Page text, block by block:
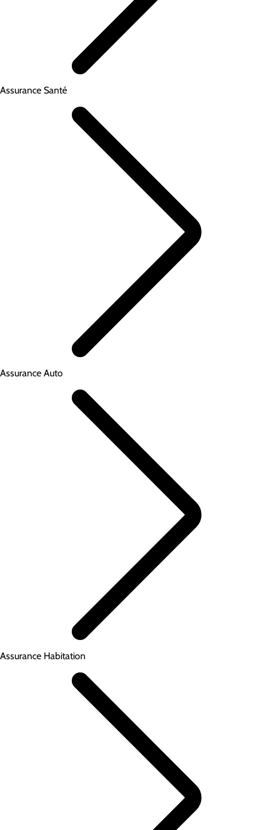
Assurance Santé
Assurance Auto
Assurance Habitation